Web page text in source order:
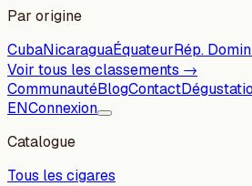
Par origine
CubaNicaraguaÉquateurRép.
Voir tous les classements →
CommunautéBlogContact
ENConnexion
Catalogue
Tous les cigares